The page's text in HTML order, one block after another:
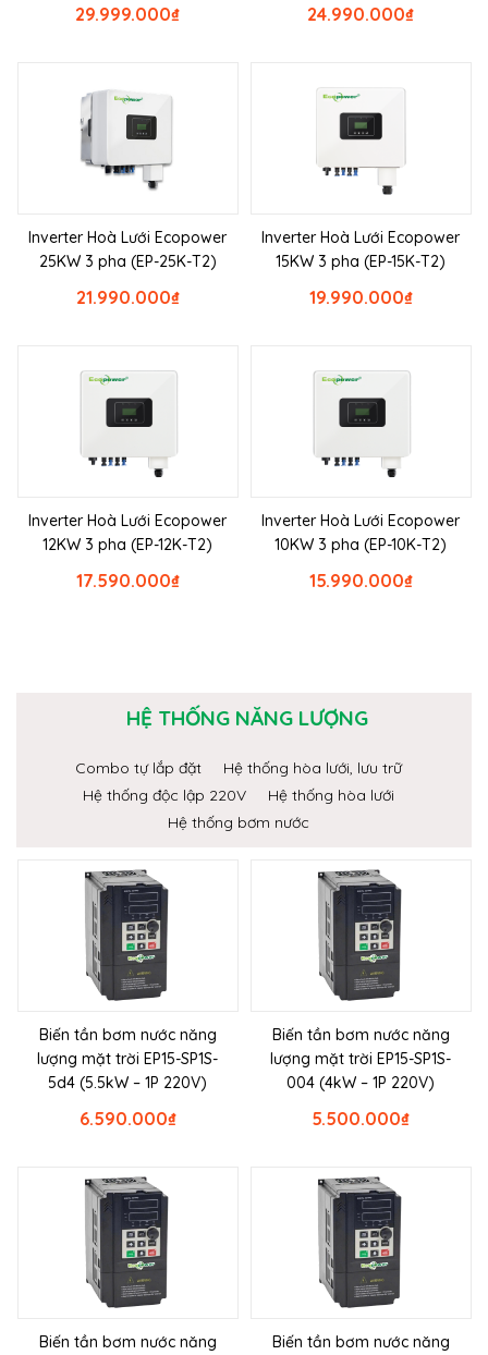
₫
29.999.000 ₫
24.990.000
Inverter Hoà Lưới Ecopower
25KW 3 pha (EP-25K-T2)
₫
21.990.000
Inverter Hoà Lưới Ecopower
15KW 3 pha (EP-15K-T2)
₫
19.990.000
Inverter Hoà Lưới Ecopower
12KW 3 pha (EP-12K-T2)
₫
17.590.000
Inverter Hoà Lưới Ecopower
10KW 3 pha (EP-10K-T2)
₫
15.990.000
HỆ THỐNG NĂNG LƯỢNG
Combo tự lắp đặt
Hệ thống hòa lưới, lưu trữ
Hệ thống độc lập 220V
Hệ thống hòa lưới
Hệ thống bơm nước
Biến tần bơm nước năng
lượng mặt trời EP15-SP1S-
5d4 (5.5kW – 1P 220V)
₫
6.590.000
Biến tần bơm nước năng
lượng mặt trời EP15-SP1S-
004 (4kW – 1P 220V)
₫
5.500.000
Biến tần bơm nước năng
Biến tần bơm nước năng